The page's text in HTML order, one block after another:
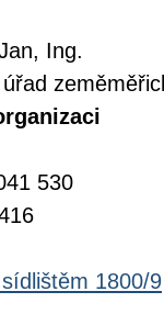
Ing.
530
1800/9